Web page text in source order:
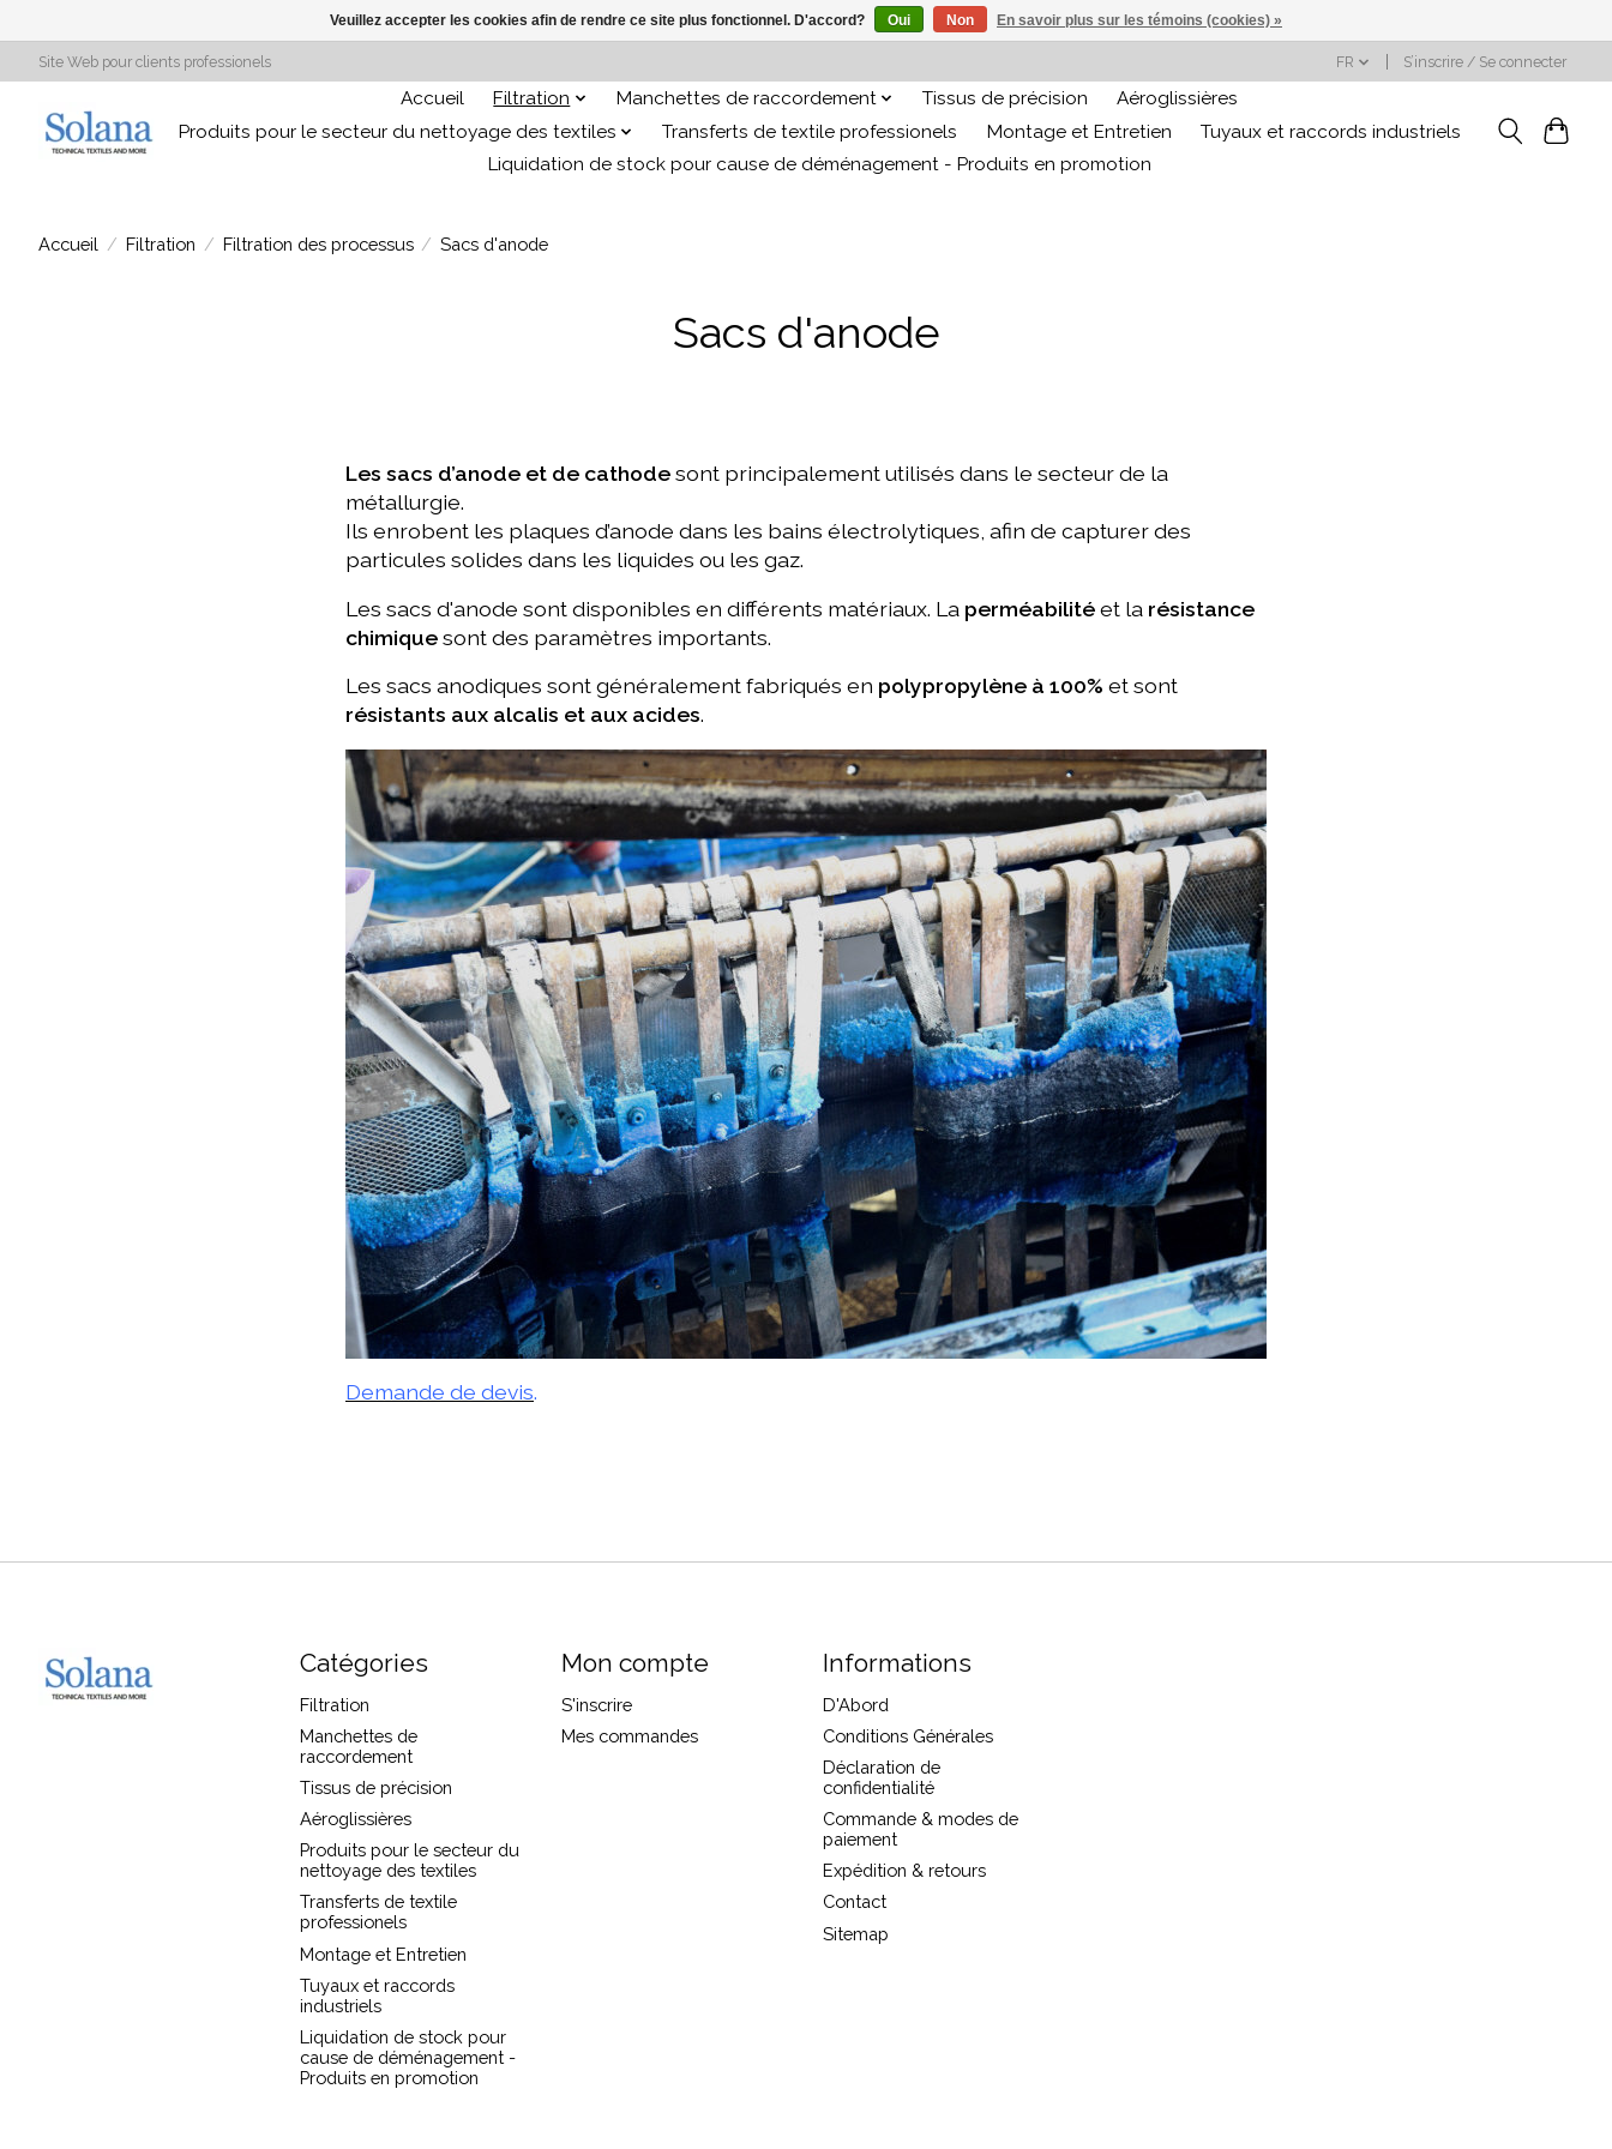
Site Web pour clients professionels FR S’inscrire / Se connecter
Accueil Filtration Manchettes de raccordement Tissus de précision
Aéroglissières
Produits pour le secteur du nettoyage des textiles
Transferts de textile professionels Montage et Entretien
Tuyaux et raccords industriels
Liquidation de stock pour cause de déménagement - Produits en promotion
Accueil / Filtration / Filtration des processus / Sacs d'anode
Sacs d'anode
Les sacs d’anode et de cathodesont principalement utilisés dans le secteur de la
métallurgie.
Ils enrobent les plaques d’anode dans les bains électrolytiques, afin de capturer des
particules solides dans les liquides ou les gaz.
Les sacs d'anode sont disponibles en différents matériaux. La perméabilitéet la résistance
chimiquesont des paramètres importants.
Les sacs anodiques sont généralement fabriqués en polypropylène à 100% et sont
résistants aux alcalis et aux acides.
Demande de devis.
Catégories
Filtration
Manchettes de
raccordement
Tissus de précision
Aéroglissières
Produits pour le secteur du
nettoyage des textiles
Transferts de textile
professionels
Montage et Entretien
Tuyaux et raccords
industriels
Liquidation de stock pour
cause de déménagement -
Produits en promotion
Mon compte
S'inscrire
Mes commandes
Informations
D'Abord
Conditions Générales
Déclaration de
confidentialité
Commande & modes de
paiement
Expédition & retours
Contact
Sitemap
Veuillez accepter les cookies afin de rendre ce site plus fonctionnel. D'accord? Oui Non En savoir plus sur les témoins (cookies) »